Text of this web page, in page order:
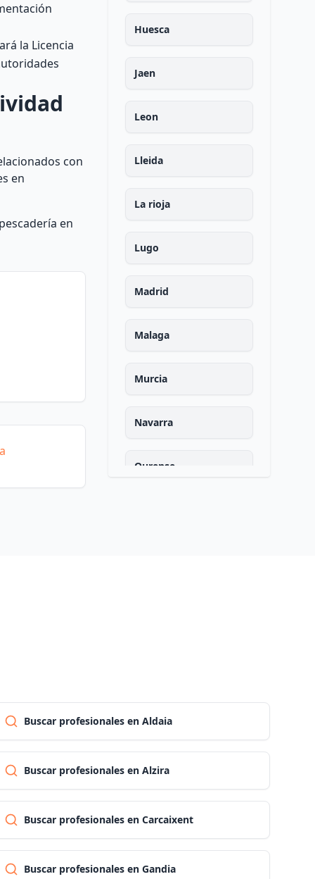
la Licencia
con
en
en
Huesca
Jaen
Leon
Lleida
La rioja
Lugo
Madrid
Malaga
Murcia
Navarra
Ourense
Santa cruz de tenerife
Cantabria
Segovia
Buscar profesionales en Aldaia
Buscar profesionales en Alzira
Buscar profesionales en Carcaixent
Buscar profesionales en Gandia